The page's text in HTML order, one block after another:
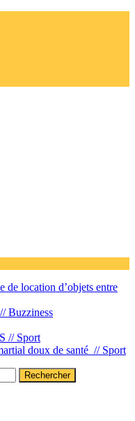
de location d’objets entre
Buzziness
// Sport
doux de santé // Sport